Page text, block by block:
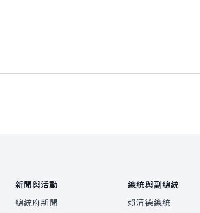
新聞與活動
總統府新聞
總統與副總統
賴清德總統